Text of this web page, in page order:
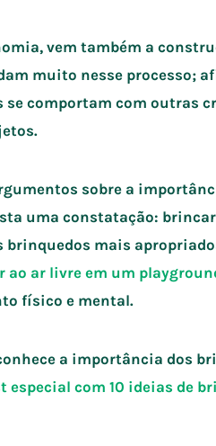
vem também a
muito nesse processo;
se comportam com outras
sobre a
uma constatação:
brinquedos mais
ao ar livre em um
físico e mental.
a importância dos
especial com 10 ideias de